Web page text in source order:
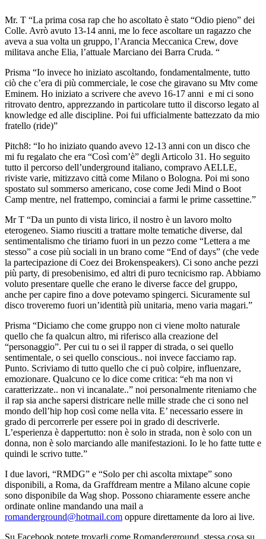
Mr. T “La prima cosa rap che ho ascoltato è stato “Odio pieno” dei
Colle. Avrò avuto 13-14 anni, me lo fece ascoltare un ragazzo che
aveva a sua volta un gruppo, l’Arancia Meccanica Crew, dove
militava anche Elia, l’attuale Marciano dei Barra Cruda. “
Prisma “Io invece ho iniziato ascoltando, fondamentalmente, tutto
ciò che c’era di più commerciale, le cose che giravano su Mtv come
Eminem. Ho iniziato a scrivere che avevo 16-17 anni e mi ci sono
ritrovato dentro, apprezzando in particolare tutto il discorso legato al
knowledge ed alle discipline. Poi fui ufficialmente battezzato da mio
fratello (ride)”
Pitch8: “Io ho iniziato quando avevo 12-13 anni con un disco che
mi fu regalato che era “Così com’è” degli Articolo 31. Ho seguito
tutto il percorso dell’underground italiano, compravo AELLE,
riviste varie, mitizzavo città come Milano o Bologna. Poi mi sono
spostato sul sommerso americano, cose come Jedi Mind o Boot
Camp mentre, nel frattempo, cominciai a farmi le prime cassettine.”
Mr T “Da un punto di vista lirico, il nostro è un lavoro molto
eterogeneo. Siamo riusciti a trattare molte tematiche diverse, dal
sentimentalismo che tiriamo fuori in un pezzo come “Lettera a me
stesso” a cose più sociali in un brano come “End of days” (che vede
la partecipazione di Coez dei Brokenspeakers). Ci sono anche pezzi
più party, di presobenisimo, ed altri di puro tecnicismo rap. Abbiamo
voluto presentare quelle che erano le diverse facce del gruppo,
anche per capire fino a dove potevamo spingerci. Sicuramente sul
disco troveremo fuori un’identità più unitaria, meno varia magari.”
Prisma “Diciamo che come gruppo non ci viene molto naturale
quello che fa qualcun altro, mi riferisco alla creazione del
“personaggio”. Per cui tu o sei il rapper di strada, o sei quello
sentimentale, o sei quello conscious.. noi invece facciamo rap.
Punto. Scriviamo di tutto quello che ci può colpire, influenzare,
emozionare. Qualcuno ce lo dice come critica: “eh ma non vi
caratterizzate.. non vi incanalate..” noi personalmente riteniamo che
il rap sia anche sapersi districare nelle mille strade che ci sono nel
mondo dell’hip hop così come nella vita. E’ necessario essere in
grado di percorrerle per essere poi in grado di descriverle.
L’esperienza è dappertutto: non è solo in strada, non è solo con un
donna, non è solo marciando alle manifestazioni. Io le ho fatte tutte e
quindi le scrivo tutte.”
I due lavori, “RMDG” e “Solo per chi ascolta mixtape” sono
disponibili, a Roma, da Graffdream mentre a Milano alcune copie
sono disponibile da Wag shop. Possono chiaramente essere anche
ordinate online mandando una mail a
romanderground@hotmail.com oppure direttamente da loro ai live.
Su Facebook potete trovarli come Romanderground, stessa cosa su